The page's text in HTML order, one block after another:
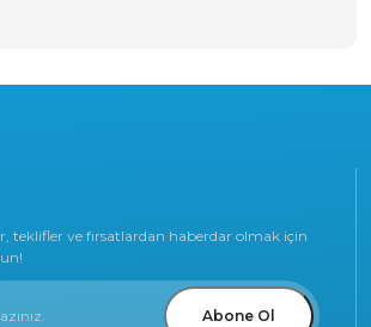
teklifler ve fırsatlardan haberdar olmak için
Abone Ol